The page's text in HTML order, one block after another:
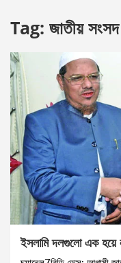
Tag: জাতীয় সংসদ
ইসলামি দলগুলো এক হয়ে